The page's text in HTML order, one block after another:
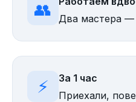
👥
Два мастера —
⚡
За 1 час
Приехали,